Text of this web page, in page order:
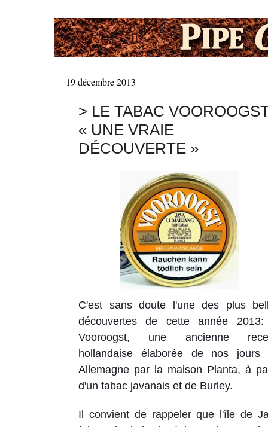
19 décembre 2013
> LE TABAC
« UNE VRAIE
DÉCOUVERTE »
C'est sans doute l'une des plus
découvertes de cette année
Vooroogst, une ancienne
hollandaise élaborée de nos jours
Allemagne par la maison Planta, à
d'un tabac javanais et de Burley.
Il convient de rappeler que l'île de